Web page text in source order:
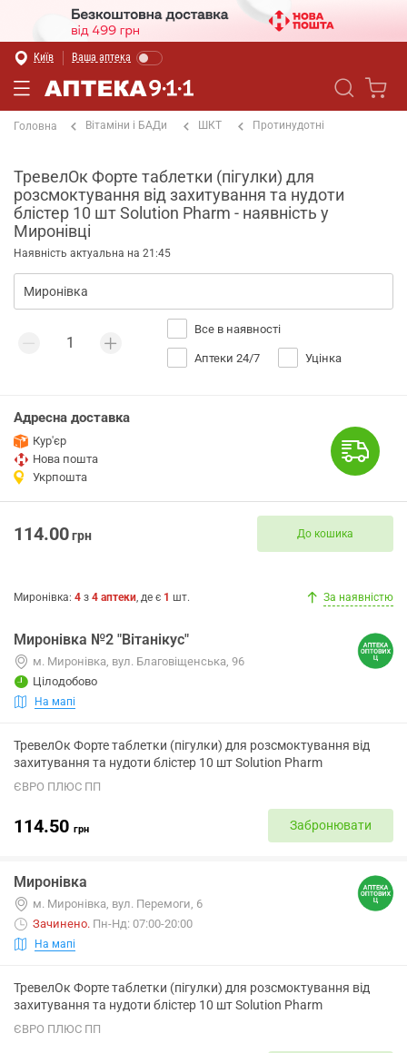
Київ Ваша аптека
Головна Вітаміни і БАДи ШКТ Протинудотні
ТревелОк Форте таблетки (пігулки) для
розсмоктування від захитування та нудоти
блістер 10 шт Solution Pharm - наявність у
Миронівці
Наявність актуальна на 21:45
Все в наявності
Аптеки 24/7 Уцінка
Адресна доставка
Кур'єр
Нова пошта
Укрпошта
114.00грн До кошика
Миронівка: 4 з 4 аптеки, де є 1 шт. За наявністю
Миронівка №2 "Вітанікус"
м. Миронівка, вул. Благовіщенська, 96
Цілодобово
На мапі
ТревелОк Форте таблетки (пігулки) для розсмоктування від
захитування та нудоти блістер 10 шт Solution Pharm
ЄВРО ПЛЮС ПП
114.50 грн Забронювати
Миронівка
м. Миронівка, вул. Перемоги, 6
Зачинено. Пн-Нд: 07:00-20:00
На мапі
ТревелОк Форте таблетки (пігулки) для розсмоктування від
захитування та нудоти блістер 10 шт Solution Pharm
ЄВРО ПЛЮС ПП